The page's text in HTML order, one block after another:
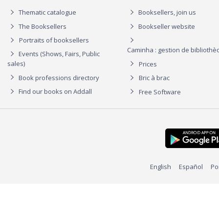
Thematic catalogue
The Booksellers
Portraits of booksellers
Events (Shows, Fairs, Public
sales)
Book professions directory
Find our books on Addall
Booksellers, join us
Bookseller website
Caminha : gestion de
Prices
Bric à brac
Free Software
English Español